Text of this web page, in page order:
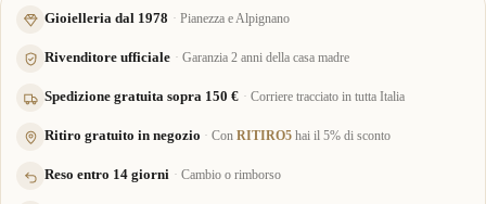
Gioielleria dal 1978 Pianezza e Alpignano
Rivenditore ufficiale Garanzia 2 anni della casa madre
Spedizione gratuita sopra 150 € Corriere tracciato in tutta Italia
Ritiro gratuito in negozio Con RITIRO5 hai il 5% di sconto
Reso entro 14 giorni Cambio o rimborso